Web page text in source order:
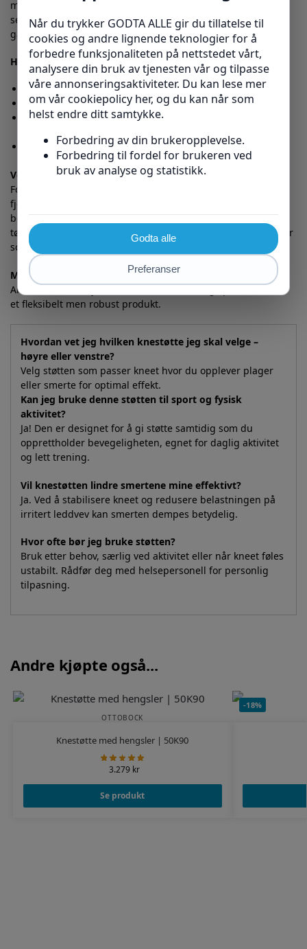
med bevegelsesutfordringer til å leve et mer aktivt og
selvstendig liv. Deres fokus på innovasjon og kvalitet
garanterer et solid produkt som varer.
Hva følger med i pakken?
🖤 En svart Agilium Softfit 50K90 knestøtte
🔧 Skrutrekker og unbraconøkkel for enkel justering
➰ Tøynings- og bøyningsbegrensende innlegg som kan
📖 Enkel brukerveiledning ( last ned her)
Vedlikehold og lang levetid
For å bevare støttens funksjon og utseende anbefales det å
fjerne aluminiumsskinnene før vask på 30°C, med
borrelåsene festet. Bruk vaskepose for ekstra beskyttelse, og
tørk i skyggen. Unngå tørketrommel, rensing eller kjemikalier
som alkohol og bensin.
Materialer av høy kvalitet:
Aluminium, stål, fjærstål, PP, PA, PU-skum og spandex sikrer
et fleksibelt men robust produkt.
Hvordan vet jeg hvilken knestøtte jeg skal velge –
høyre eller venstre?
Velg støtten som passer kneet hvor du opplever plager
eller smerte for optimal effekt.
Kan jeg bruke denne støtten til sport og fysisk
aktivitet?
Ja! Den er designet for å gi støtte samtidig som du
opprettholder bevegeligheten, egnet for daglig aktivitet
og lett trening.
Vil knestøtten lindre smertene mine effektivt?
Ja. Ved å stabilisere kneet og redusere belastningen på
irritert leddvev kan smerten dempes betydelig.
Hvor ofte bør jeg bruke støtten?
Bruk etter behov, særlig ved aktivitet eller når kneet føles
ustabilt. Rådfør deg med helsepersonell for personlig
tilpasning.
Andre kjøpte også...
OTTOBOCK
Knestøtte med hengsler | 50K90
3.279 kr
Se produkt
-18%